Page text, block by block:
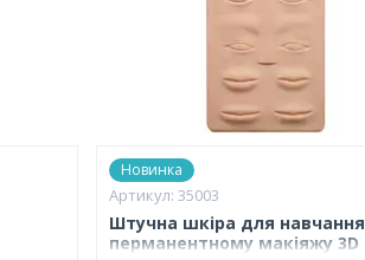
Новинка
35003
Штучна шкіра для навчання
перманентному макіяжу 3D